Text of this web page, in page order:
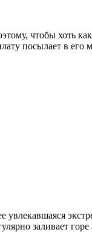
чтобы хоть
посылает в его
увлекавшаяся
заливает горе